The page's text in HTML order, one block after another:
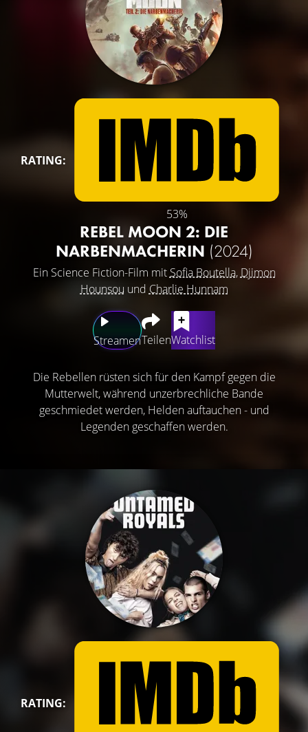
RATING:
53%
REBEL MOON 2: DIE
NARBENMACHERIN (2024)
Ein Science Fiction-Film mit Sofia Boutella, Djimon
Hounsou und Charlie Hunnam
StreamenTeilenWatchlist
Die Rebellen rüsten sich für den Kampf gegen die
Mutterwelt, während unzerbrechliche Bande
geschmiedet werden, Helden auftauchen - und
Legenden geschaffen werden.
RATING: